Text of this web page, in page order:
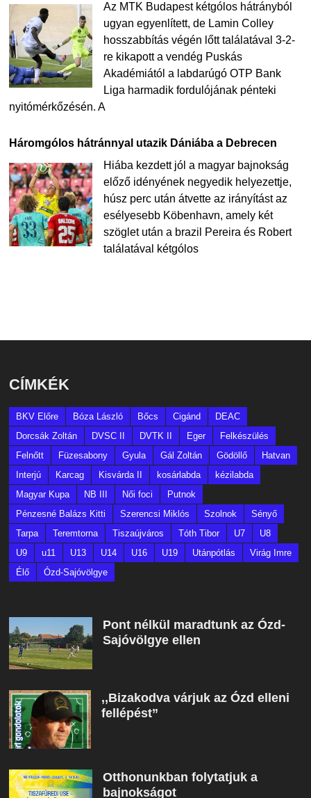
Az MTK Budapest kétgólos hátrányból
ugyan egyenlített, de Lamin Colley
hosszabbítás végén lőtt találatával 3-2-
re kikapott a vendég Puskás
Akadémiától a labdarúgó OTP Bank
Liga harmadik fordulójának pénteki
nyitómérkőzésén. A
Háromgólos hátránnyal utazik Dániába a Debrecen
Hiába kezdett jól a magyar bajnokság
előző idényének negyedik helyezettje,
húsz perc után átvette az irányítást az
esélyesebb Köbenhavn, amely két
szöglet után a brazil Pereira és Robert
találatával kétgólos
CÍMKÉK
BKV Előre Bóza László Bőcs Cigánd
DEAC
Dorcsák Zoltán
DVSC II DVTK II Eger
Felkészülés
Felnőtt
Füzesabony Gyula Gál Zoltán Gödöllő
Hatvan
Interjú
Karcag Kisvárda II kosárlabda
kézilabda
Magyar Kupa
NB III Női foci
Putnok
Pénzesné Balázs Kitti
Szerencsi Miklós Szolnok
Sényő
Tarpa
Teremtorna Tiszaújváros Tóth Tibor U7
U8
U9
u11 U13 U14 U16 U19 Utánpótlás
Virág Imre
Élő
Ózd-Sajóvölgye
Pont nélkül maradtunk az Ózd-
Sajóvölgye ellen
,,Bizakodva várjuk az Ózd elleni
fellépést”
Otthonunkban folytatjuk a
bajnokságot